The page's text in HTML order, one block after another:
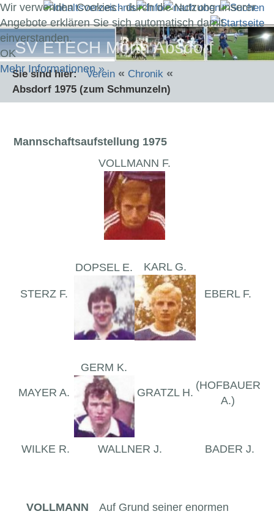
SV ETECH Mörth Absdorf
Sie sind hier: Verein « Chronik «
Absdorf 1975 (zum Schmunzeln)
Mannschaftsaufstellung 1975
VOLLMANN F.
STERZ F.
DOPSEL E. KARL G.
EBERL F.
MAYER A.
GERM K.
GRATZL H.
(HOFBAUER
A.)
WILKE R. WALLNER J. BADER J.
VOLLMANN
Auf Grund seiner enormen
Wir verwenden Cookies - durch die Nutzung unserer
Angebote erklären Sie sich automatisch damit
einverstanden.
OK
Mehr Informationen »